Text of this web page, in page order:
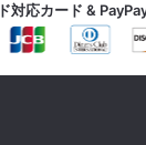
対応カード &